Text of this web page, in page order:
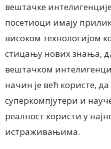
вештачке
посетиоци имају
високом технологијом
стицању нових знања,
вештачком
начин је већ користе, да
суперкомпјутери и
реалност користи у
истраживањима.